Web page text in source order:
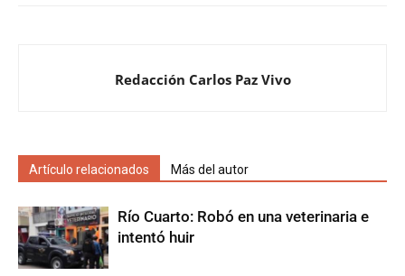
Redacción Carlos Paz Vivo
Artículo relacionados Más del autor
Río Cuarto: Robó en una veterinaria e
intentó huir